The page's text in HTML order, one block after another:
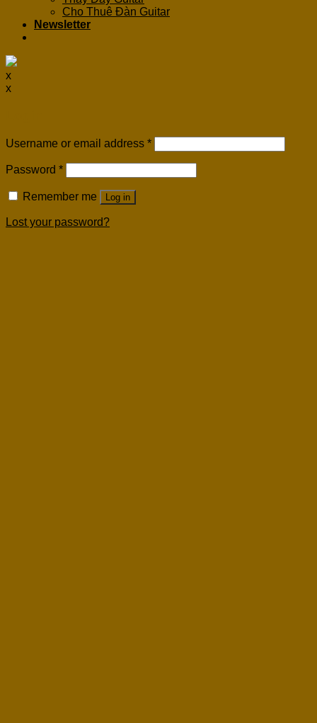
Cho Thuê Đàn Guitar
Newsletter
x
x
Username or email address *
Password *
Remember me Log in
Lost your password?